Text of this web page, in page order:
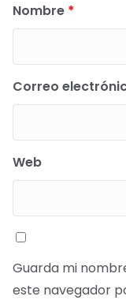
Nombre *
Correo
Web
Guarda mi
este navegador